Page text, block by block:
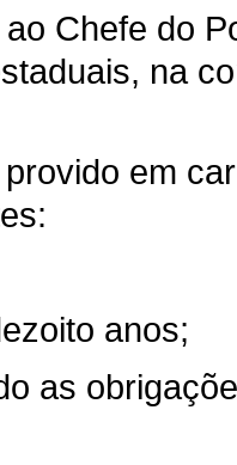
Chefe do
na
em
anos;
as